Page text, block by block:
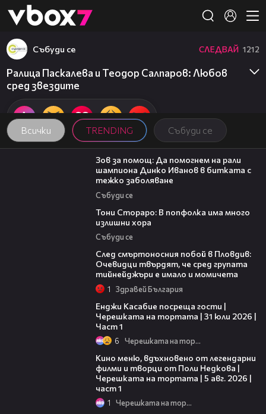
👾
Всички TRENDING Събуди се
Събуди се СЛЕДВАЙ 1212
Ралица Паскалева и Теодор Салпаров: Любов
сред звездите
03:29
Зов за помощ: Да помогнем на рали
шампиона Динко Иванов в битката с
тежко заболяване
Събуди се
Тони Стораро: В попфолка има много
излишни хора
Събуди се
След смъртоносния побой в Пловдив:
Очевидци твърдят, че сред групата
тийнейджъри е имало и момичета
1 Здравей България
Енджи Касабие посреща гости |
Черешката на тортата | 31 юли 2026 |
Част 1
6 Черешката на тортата
Кино меню, вдъхновено от легендарни
филми и творци от Поли Недкова |
Черешката на тортата | 5 авг. 2026 |
част 1
1 Черешката на тортата